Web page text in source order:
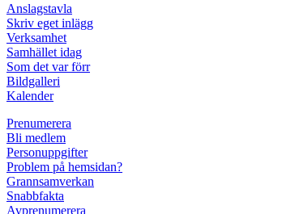
Anslagstavla
Skriv eget inlägg
Verksamhet
Samhället idag
Som det var förr
Bildgalleri
Kalender
Prenumerera
Bli medlem
Personuppgifter
Problem på hemsidan?
Grannsamverkan
Snabbfakta
Avprenumerera